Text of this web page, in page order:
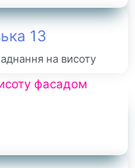
13
на висоту